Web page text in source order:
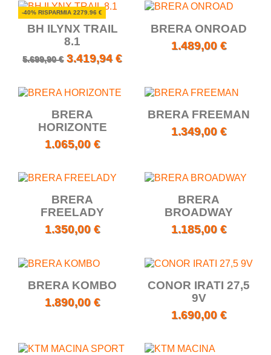
BH ILYNX TRAIL
8.1
5.699,90 € 3.419,94 €
-40% RISPARMIA 2279.96 €
BRERA ONROAD
1.489,00 €
BRERA
HORIZONTE
1.065,00 €
BRERA FREEMAN
1.349,00 €
BRERA
FREELADY
1.350,00 €
BRERA
BROADWAY
1.185,00 €
BRERA KOMBO
1.890,00 €
CONOR IRATI 27,5
9V
1.690,00 €